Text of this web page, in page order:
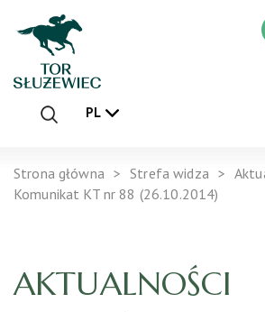
PL
Strona główna Strefa widza
Komunikat KT nr 88 (26.10.2014)
AKTUALNOŚCI